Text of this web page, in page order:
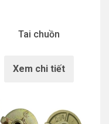
Tai chuồn
Xem chi tiết